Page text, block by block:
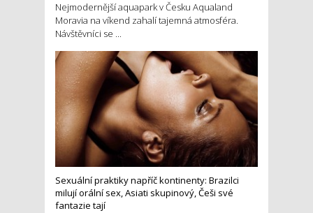
Nejmodernější aquapark v Česku Aqualand
Moravia na víkend zahalí tajemná atmosféra.
Návštěvníci se ...
Sexuální praktiky napříč kontinenty: Brazilci
milují orální sex, Asiati skupinový, Češi své
fantazie tají